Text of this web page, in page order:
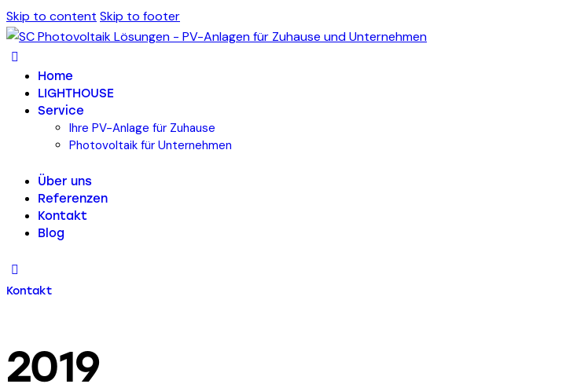
Skip to content Skip to footer
Home
LIGHTHOUSE
Service
Ihre PV-Anlage für Zuhause
Photovoltaik für Unternehmen
Über uns
Referenzen
Kontakt
Blog
Kontakt
2019